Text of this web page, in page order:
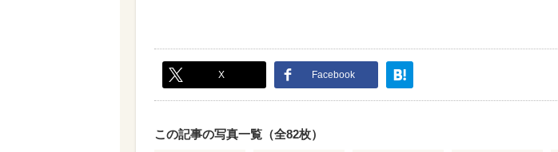
X Facebook
この記事の写真一覧（全82枚）